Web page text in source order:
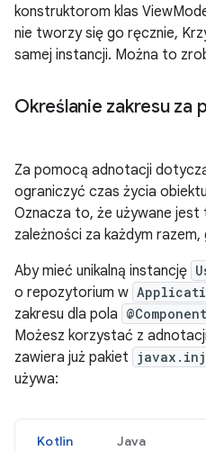
konstruktorom klas
nie tworzy się go ręcznie,
samej instancji. Można to
Określanie zakresu za
Za pomocą adnotacji
ograniczyć czas życia
Oznacza to, że używane
zależności za każdym
Aby mieć unikalną instancję
o repozytorium w
zakresu dla pola @Component
Możesz korzystać z adnotacji
zawiera już pakiet
używa:
Kotlin Java